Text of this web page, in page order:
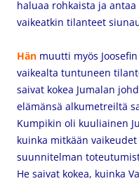
haluaa rohkaista ja
vaikeatkin tilanteet
Hän muutti myös
vaikealta tuntuneen
saivat kokea Jumalan
elämänsä alkumetreiltä
Kumpikin oli kuuliainen
kuinka mitkään
suunnitelman
He saivat kokea, kuinka